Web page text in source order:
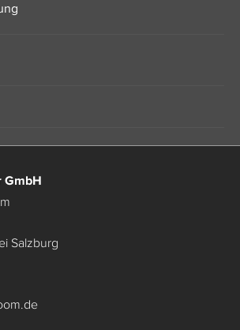
GmbH
Salzburg